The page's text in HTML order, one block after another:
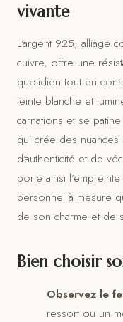
vivante
L’argent 925, alliage
cuivre, offre une
quotidien tout en
teinte blanche et
carnations et se
qui crée des
d’authenticité et de
porte ainsi
personnel à mesure
de son charme et de
Bien choisir
Observez le
ressort ou un